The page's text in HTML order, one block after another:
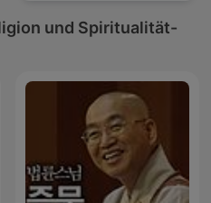
und Spiritualität-